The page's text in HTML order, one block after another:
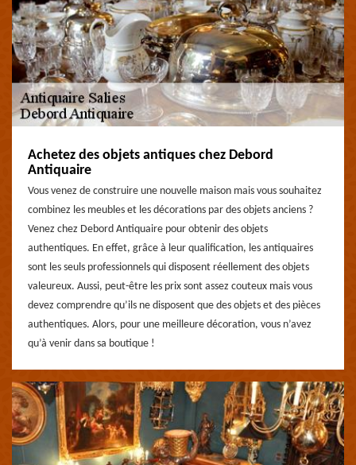
Achetez des objets antiques chez Debord
Antiquaire
Vous venez de construire une nouvelle maison mais vous souhaitez
combinez les meubles et les décorations par des objets anciens ?
Venez chez Debord Antiquaire pour obtenir des objets
authentiques. En effet, grâce à leur qualification, les antiquaires
sont les seuls professionnels qui disposent réellement des objets
valeureux. Aussi, peut-être les prix sont assez couteux mais vous
devez comprendre qu’ils ne disposent que des objets et des pièces
authentiques. Alors, pour une meilleure décoration, vous n’avez
qu’à venir dans sa boutique !